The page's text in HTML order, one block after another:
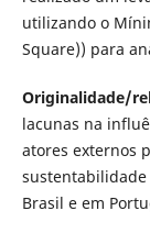
utilizando o
Square)) para
Originalidade/
lacunas na
atores externos
Brasil e em